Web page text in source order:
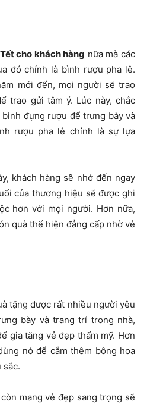
cho khách hàng nữa mà các
đó chính là bình rượu pha lê.
mới đến, mọi người sẽ trao
trao gửi tâm ý. Lúc này, chắc
đựng rượu để trưng bày và
rượu pha lê chính là sự lựa
khách hàng sẽ nhớ đến ngay
của thương hiệu sẽ được ghi
hơn với mọi người. Hơn nữa,
quà thể hiện đẳng cấp nhờ vẻ
tặng được rất nhiều người yêu
bày và trang trí trong nhà,
gia tăng vẻ đẹp thẩm mỹ. Hơn
nó để cắm thêm bông hoa
sắc.
mang vẻ đẹp sang trọng sẽ